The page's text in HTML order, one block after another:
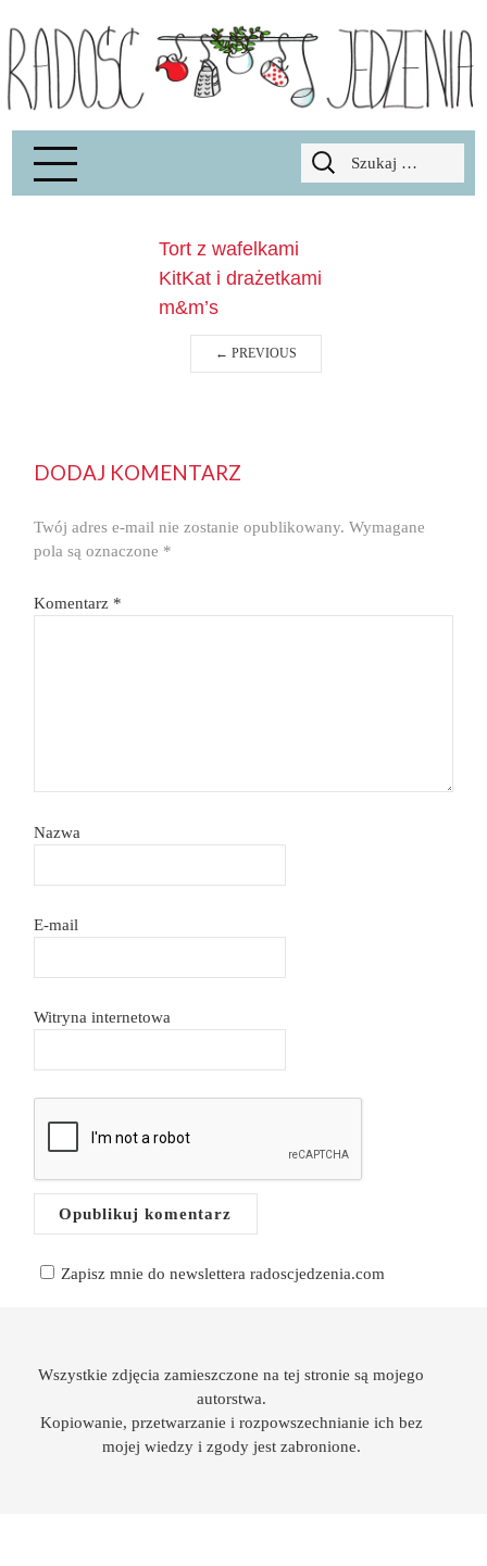
Radość Jedzenia – blog kulinarny
Szukaj:
Tort z wafelkami
KitKat i drażetkami
m&m’s
← PREVIOUS
DODAJ KOMENTARZ
Twój adres e-mail nie zostanie opublikowany. Wymagane
pola są oznaczone *
Komentarz *
Nazwa
E-mail
Witryna internetowa
Zapisz mnie do newslettera radoscjedzenia.com
Wszystkie zdjęcia zamieszczone na tej stronie są mojego
autorstwa.
Kopiowanie, przetwarzanie i rozpowszechnianie ich bez
mojej wiedzy i zgody jest zabronione.